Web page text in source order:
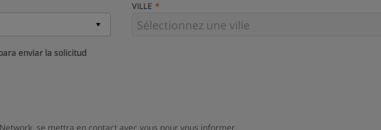
VILLE
enviar la solicitud
se mettra en contact avec vous pour vous informer.